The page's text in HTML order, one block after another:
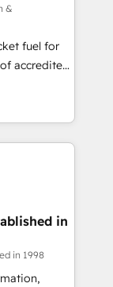
GuardHub:
42001
𝘴𝘶𝘱𝘦𝘳
&
fuel for
and make
in
by
we
well the
in
in 1998